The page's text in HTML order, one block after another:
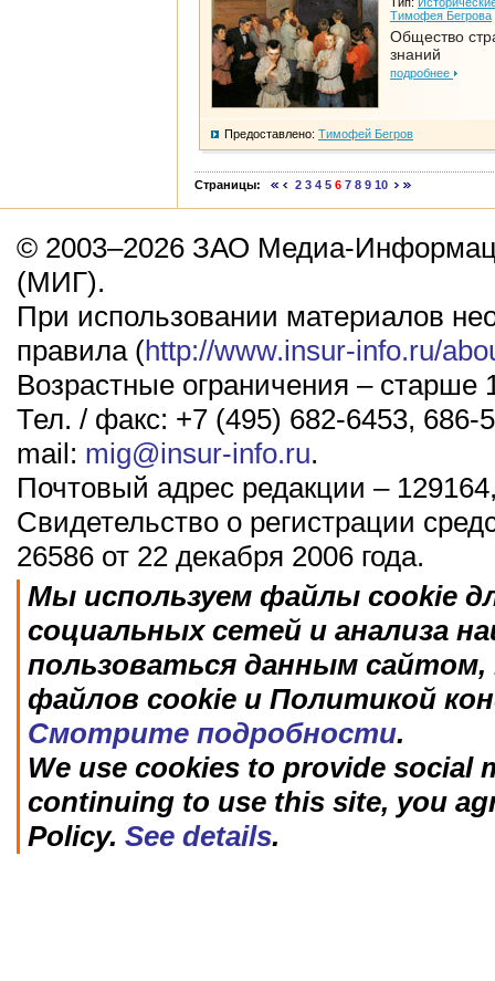
Тимофея Бегрова
Общество
знаний
подробнее
Предоставлено: Тимофей Бегров
Страницы: 2 3 4 5 6 7 8 9 10
© 2003–2026 ЗАО Медиа-
(МИГ).
При использовании материалов
правила (http://www.insur-info.ru/
Возрастные ограничения – старше
Тел. / факс: +7 (495) 682-6453, 686-
mail: mig@insur-info.ru.
Почтовый адрес редакции –
Свидетельство о регистрации
26586 от 22 декабря 2006 года.
Мы используем файлы cookie
социальных сетей и анализа
пользоваться данным
файлов cookie и Политикой
Смотрите подробности.
We use cookies to provide social
continuing to use this site, you
Policy. See details.